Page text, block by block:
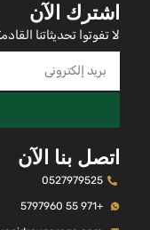
اشترك الآن
لا تفوتوا تحديثاتنا
اتصل بنا الآن
0527979525
+971 55 5797960